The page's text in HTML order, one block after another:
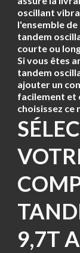
oscillant
l'ensemble
tandem
courte ou
Si vous êtes
tandem
ajouter un
facilement et
choisissez ce
9,7T